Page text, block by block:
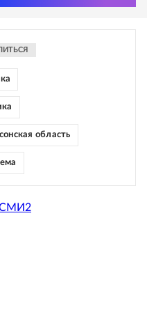
область
СМИ2